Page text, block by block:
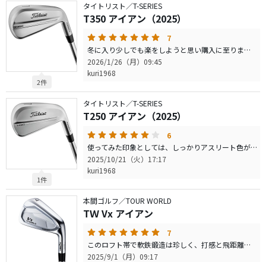
2件
タイトリスト／T-SERIES
T350 アイアン（2025）
7
冬に入り少しでも楽をしようと思い購入に至りました。 シャフトは冬という事もあり純正カーボンのRを選択しました。 通常はZeros8Rなので、振り感は大分軽くなります。 身体が動く季節になると、振り過ぎてしまうデメリットが出るかもしれません。 顔 ファイス長が長い割に大きく見えません。一見T250 と同じ大きさに見えてしまいます。T250はシャープさがありますが、T350 はトップブレードが厚い分安心感があるといった感じです。 少しグースが入っています。長い番手ほどハッキリします。 打感 カーボンシャフトの影響があるかもしれませんが、T250より柔らかく感じます。中空構造としてはトップレベルの〇・790（2025）並みの打感です。打音も同様に感じました。 飛距離 T250に対しロフトが少し立っていますので、5ヤード程飛びます。全くもって文句はないです。 寛容性 素晴らしい寛容性です。シビアさは感じません。 弾道 シャフトの影響もあろうかと思いますが、同じ番手でロフトが立っているにも関わらず、しっかり上がります。 操作性 これが意外に操作しやすかったです。私レベルでは満足できる操作性です。インテンショナル打つのもやさしいのか？と思ってしまいました。 ヘッドの差もあるかもしれませんが、シャフトの影響もかなりあると思いますので一概には言えませんが、T350＋純正カーボンシャフトの組合せは、かなりゴルフを楽にしてくれそうな感じです。 コスパは悪夢を見ているようなので、国産ライバルアイアンも考えましたが、構えた時の顔に納得いくアイアンに出会えずこれになってしまいました。
2026/1/26（月）09:45
kuri1968
1件
タイトリスト／T-SERIES
T250 アイアン（2025）
6
使ってみた印象としては、しっかりアスリート色が残っているアイアンだと思います。 やさしく飛ばしたい方は、別の選択肢が良いと思います。 顔 T150より大きいとは言うものの、シャープでコンパクトな部類に入ります。野暮ったさはなく良い顔です。 打音 高い音がしますが全く嫌ではないです。逆にT250の特徴ある打音として認識しました。 打感 打音からすると硬いのかなと思いましたが、十分柔らかいです。 軟鉄1枚物とは行きませんが、大多数の方が納得できるのではないか思います。 飛距離 意外に？スピンが入りますので、前へ前へ行く感じではなく、ロフト角相応の距離だと思います。 弾道 高いです。スピンも入るのでグリーンではしっかり止まってくれると思います。 操作性 私の技量でも多少は曲げる事が出来ます。普通に打った場合は左右にぶれにくく、直進性が高いと感じました。 寛容性 特別寛容性が高いとは感じませんでした。やさしい部類なんでしょうが操作性も含めアスリート色は残ってるアイアンだと思います。 正直、もう少し易しいアイアンではないかと思っていましたが、アスリート色も残っているので幅広い層が使えるアイアンだと感じました。 タイトリストに言わせると、数字が大きくなるにつれ易しくなっていく訳ではないそうです。
2025/10/21（火）17:17
kuri1968
本間ゴルフ／TOUR WORLD
TＷ Vx アイアン
7
このロフト帯で軟鉄鍛造は珍しく、打感と飛距離に期待して購入しました。結果、大変満足しています。 顔 小顔でシャープなので良いイメージが湧いてきます。好みの顔です。 飛距離 中空やポケキャビでないのによく飛びます。私のH.S（今はDRで39m/s程度）でTOTAL平均153.8yでした。（#7I/SC4で計測） 弾道 高くもなく低くもなくです。高弾道のドローンとした球でなく、中弾道でゆっくり飛んでいるように見えました。 打感 とても良いです。ふにゃっとした柔らかさではなく、ある程度ソリッド感もある柔らかい打感と感じました。 中級以上の方なら十分満足できるアイアンだと思います。 大人気の〇xi5と比べてはいけないのかもしれませんが、高弾道を取るならあっち、顔の良さ（シャープさ）を取るならこっちです。飛距離や打感はどちらも同じくらい良いです。 YouTubeのレビューもあまりないので、知る人ぞ知る名機といった感じでしょうか。
2025/9/1（月）09:17